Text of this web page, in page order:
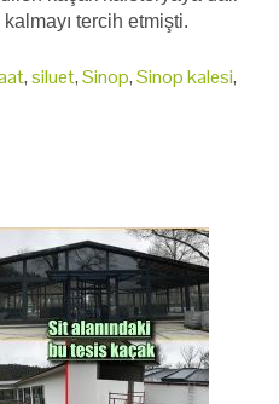
tercih etmişti.
,siluet,Sinop,Sinop kalesi,